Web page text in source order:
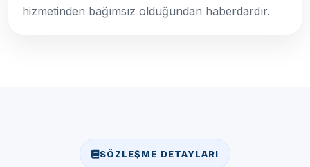
hizmetinden bağımsız olduğundan haberdardır.
SÖZLEŞME DETAYLARI